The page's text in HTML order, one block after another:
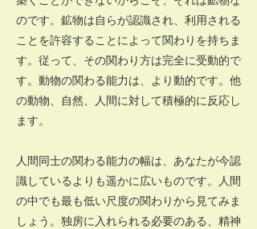
のです。鉱物は自らが認識され、利用される
ことを許容することによって関わりを持ちま
す。従って、その関わり方は完全に受動的で
す。動物の関わる能力は、より動的です。他
の動物、自然、人間に対して積極的に反応し
ます。
人間同士の関わる能力の幅は、あなたが今認
識しているよりも遥かに広いものです。人間
の中でも最も低い尺度の関わりから見てみま
しょう。独房に入れられる必要のある、精神